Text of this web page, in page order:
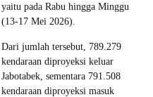
yaitu pada Rabu hingga Minggu
(13-17 Mei 2026).
Dari jumlah tersebut, 789.279
kendaraan diproyeksi keluar
Jabotabek, sementara 791.508
kendaraan diproyeksi masuk